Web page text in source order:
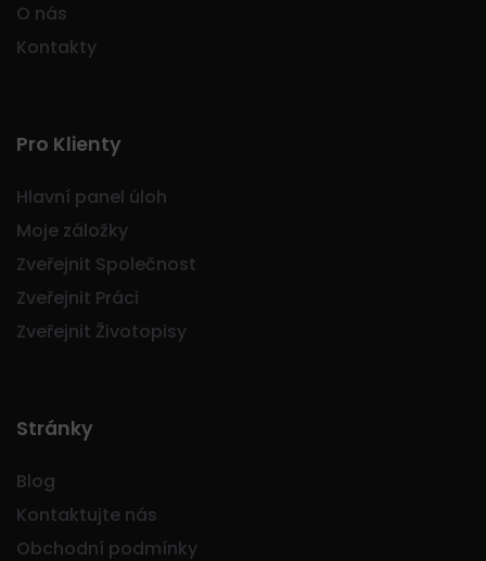
O nás
Kontakty
Pro Klienty
Hlavní panel úloh
Moje záložky
Zveřejnit Společnost
Zveřejnit Práci
Zveřejnit Životopisy
Stránky
Blog
Kontaktujte nás
Obchodní podmínky